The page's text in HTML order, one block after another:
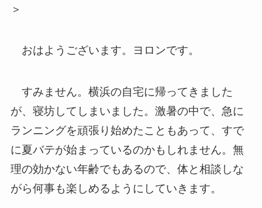
＞
おはようございます。ヨロンです。
すみません。横浜の自宅に帰ってきました
が、寝坊してしまいました。激暑の中で、急に
ランニングを頑張り始めたこともあって、すで
に夏バテが始まっているのかもしれません。無
理の効かない年齢でもあるので、体と相談しな
がら何事も楽しめるようにしていきます。